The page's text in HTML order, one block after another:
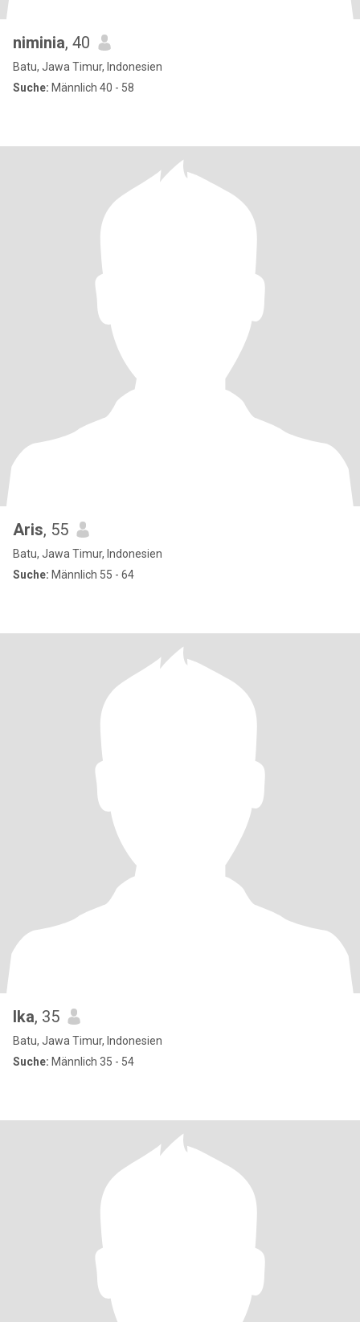
niminia, 40
Batu, Jawa Timur, Indonesien
Suche: Männlich 40 - 58
Aris, 55
Batu, Jawa Timur, Indonesien
Suche: Männlich 55 - 64
Ika, 35
Batu, Jawa Timur, Indonesien
Suche: Männlich 35 - 54